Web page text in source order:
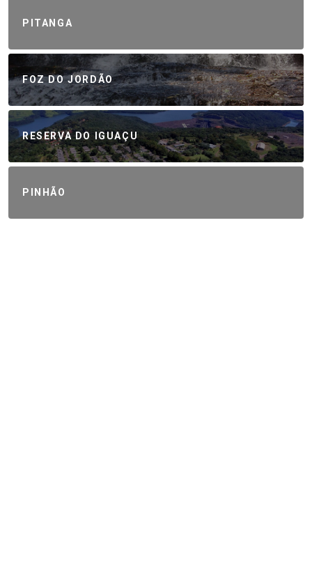
PITANGA
FOZ DO JORDÃO
RESERVA DO IGUAÇU
PINHÃO